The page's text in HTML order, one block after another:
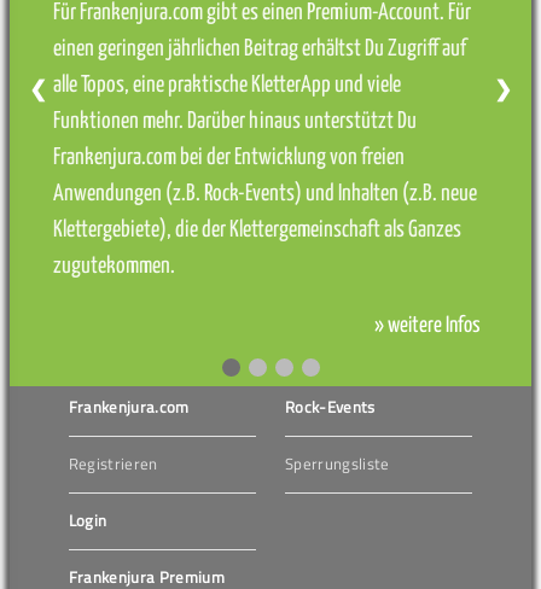
Für Frankenjura.com gibt es einen Premium-Account. Für
einen geringen jährlichen Beitrag erhältst Du Zugriff auf
alle Topos, eine praktische KletterApp und viele
Funktionen mehr. Darüber hinaus unterstützt Du
Frankenjura.com bei der Entwicklung von freien
Anwendungen (z.B. Rock-Events) und Inhalten (z.B. neue
Klettergebiete), die der Klettergemeinschaft als Ganzes
zugutekommen.
» weitere Infos
❮ ❯
Frankenjura.com
Registrieren
Login
Frankenjura Premium
Rock-Events
Sperrungsliste